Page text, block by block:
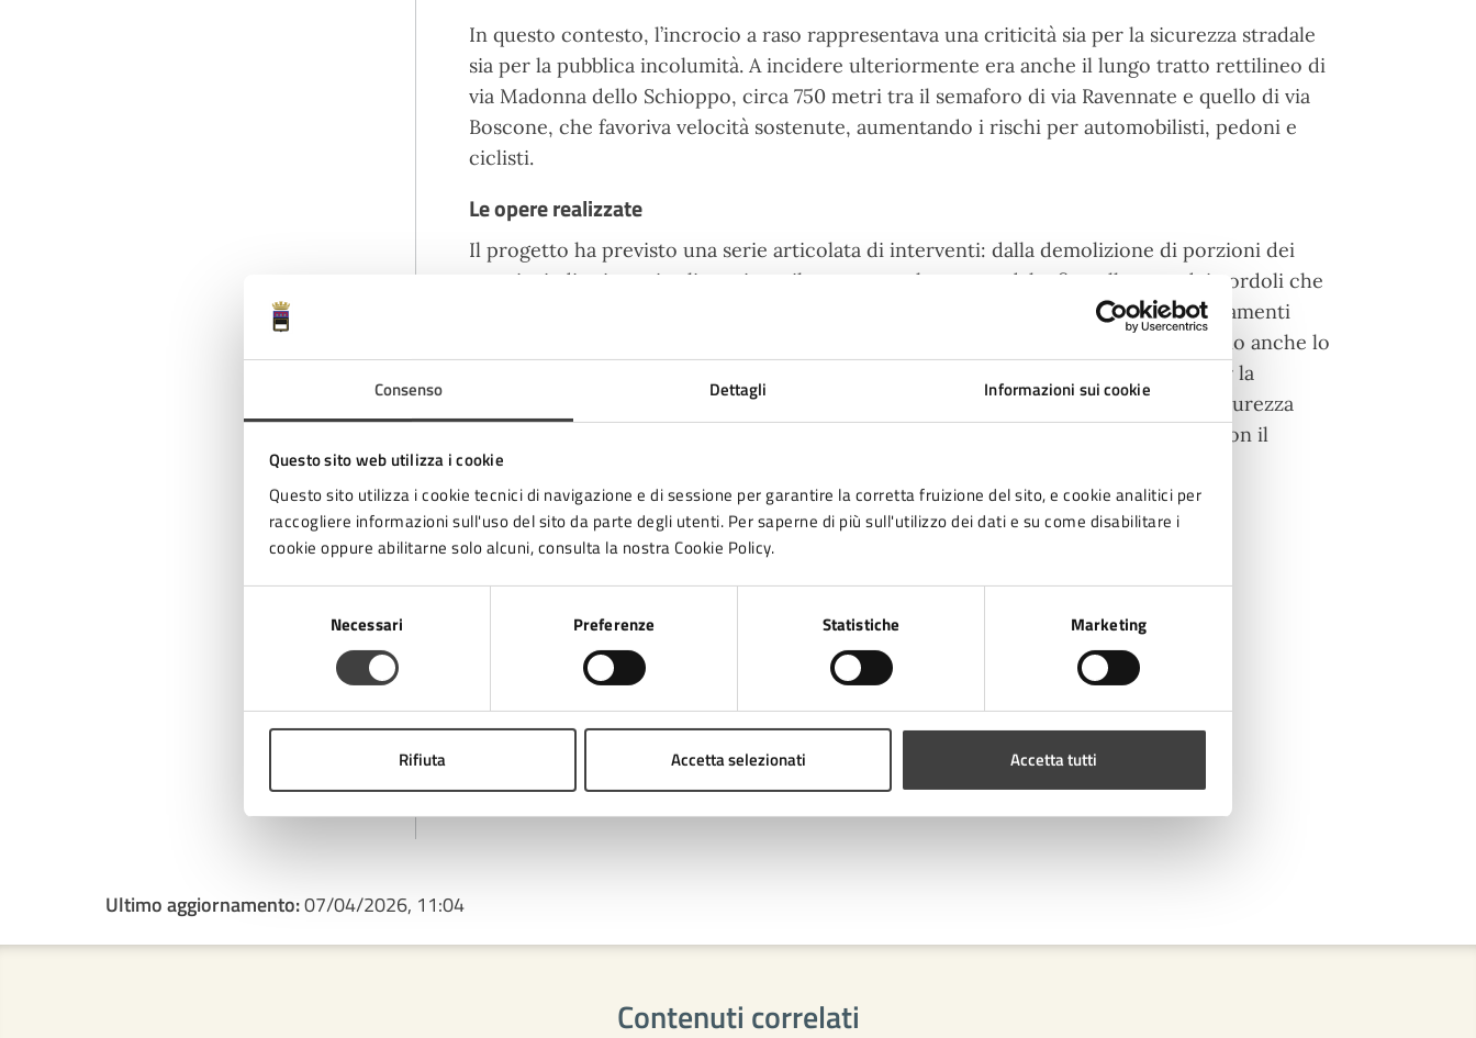
Consenso Dettagli Informazioni sui cookie
Questo sito web utilizza i cookie
Questo sito utilizza i cookie tecnici di navigazione e di sessione per garantire la corretta fruizione del sito, e cookie analitici per
raccogliere informazioni sull'uso del sito da parte degli utenti. Per saperne di più sull'utilizzo dei dati e su come disabilitare i
cookie oppure abilitarne solo alcuni, consulta la nostra Cookie Policy.
Necessari Preferenze Statistiche Marketing
Rifiuta Accetta selezionati Accetta tutti
In questo contesto, l’incrocio a raso rappresentava una criticità sia per la sicurezza stradale
sia per la pubblica incolumità. A incidere ulteriormente era anche il lungo tratto rettilineo di
via Madonna dello Schioppo, circa 750 metri tra il semaforo di via Ravennate e quello di via
Boscone, che favoriva velocità sostenute, aumentando i rischi per automobilisti, pedoni e
ciclisti.
Le opere realizzate
Il progetto ha previsto una serie articolata di interventi: dalla demolizione di porzioni dei
marciapiedi esistenti agli scavi per il nuovo pacchetto stradale, fino alla posa dei cordoli che
delimitano la rotatoria. Sono state inoltre realizzate nuove rampe per gli attraversamenti
pedonali, migliorando l’accessibilità dell’area. Tra gli interventi più rilevanti figurano anche lo
spostamento dei pali della pubblica illuminazione e l’adeguamento dei pozzetti per la
raccolta delle acque meteoriche, fondamentali per garantire la funzionalità e la sicurezza
dell’infrastruttura nel tempo. A partire da martedì 7 aprile i lavori proseguiranno con il
rifacimento della segnaletica stradale orizzontale.
A cura di
Ufficio Stampa
Piazza del Popolo 10, Cesena (FC),
Ultimo aggiornamento:07/04/2026, 11:04
Contenuti correlati